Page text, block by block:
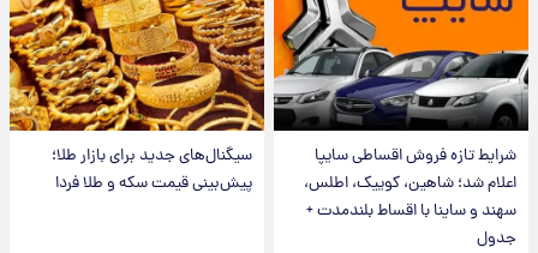
شرایط تازه فروش اقساطی سایپا
اعلام شد؛ شاهین، کوییک، اطلس،
سهند و ساینا با اقساط بلندمدت +
جدول
سیگنال‌های جدید برای بازار طلا؛
پیش‌بینی قیمت سکه و طلا فردا